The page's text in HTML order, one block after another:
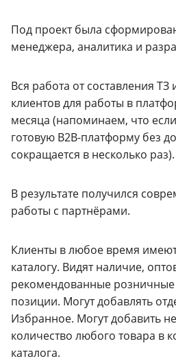
Под проект была
менеджера, аналитика и
Вся работа от составления ТЗ
клиентов для работы в
месяца (напоминаем, что
готовую B2B-платформу без
сокращается в несколько раз).
В результате получился
работы с партнёрами.
Клиенты в любое время имеют
каталогу. Видят наличие,
рекомендованные
позиции. Могут добавлять
Избранное. Могут добавить
количество любого товара в
каталога.